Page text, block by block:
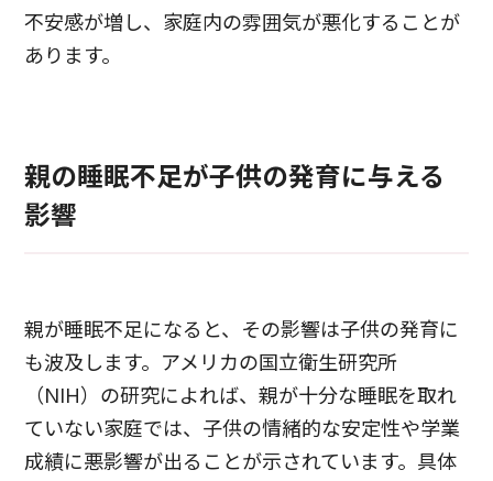
不安感が増し、家庭内の雰囲気が悪化することが
あります。
親の睡眠不足が子供の発育に与える
影響
親が睡眠不足になると、その影響は子供の発育に
も波及します。アメリカの国立衛生研究所
（NIH）の研究によれば、親が十分な睡眠を取れ
ていない家庭では、子供の情緒的な安定性や学業
成績に悪影響が出ることが示されています。具体